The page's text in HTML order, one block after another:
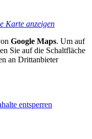
Karte anzeigen
Google Maps. Um auf
Sie auf die Schaltfläche
an Drittanbieter
entsperren